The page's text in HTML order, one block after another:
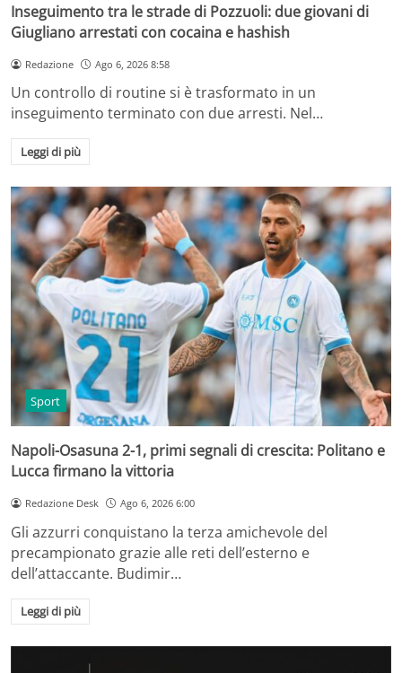
Inseguimento tra le strade di Pozzuoli: due giovani di
Giugliano arrestati con cocaina e hashish
Redazione Ago 6, 2026 8:58
Un controllo di routine si è trasformato in un
inseguimento terminato con due arresti. Nel…
Leggi di più
Sport
Napoli-Osasuna 2-1, primi segnali di crescita: Politano e
Lucca firmano la vittoria
Redazione Desk Ago 6, 2026 6:00
Gli azzurri conquistano la terza amichevole del
precampionato grazie alle reti dell’esterno e
dell’attaccante. Budimir…
Leggi di più